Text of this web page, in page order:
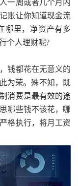
一周或者几个月内
账让你知道现金流
哪里，净资产有多
个人理财呢?
钱都花在无意义的
为荣。殊不知，既
消费是最有效的途
哪些钱不该花，哪
格执行，将月工资